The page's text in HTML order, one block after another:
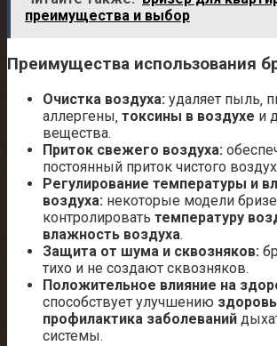
преимущества и выбор
Преимущества использования
Очистка воздуха: удаляет пыль‚
аллергены‚ токсины в воздухе и
вещества.
Приток свежего воздуха:
постоянный приток чистого
Регулирование температуры и
воздуха: некоторые модели
контролировать температуру
влажность воздуха.
Защита от шума и сквозняков:
тихо и не создают сквозняков.
Положительное влияние на
способствует улучшению
профилактика заболеваний
системы.